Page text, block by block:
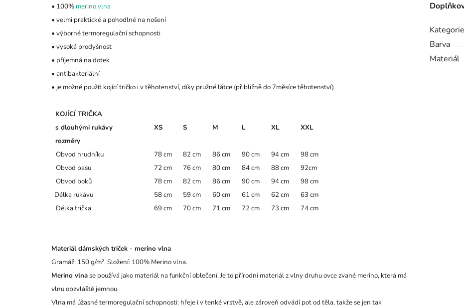
• 100% merino vlna
• velmi praktické a pohodlné na nošení
• výbornétermoregulačníschopnosti
• vysoká prodyšnost
• příjemná na dotek
• antibakteriální
• je možné použít kojící tričko i v těhotenství, díky pružné látce (přibližně do 7měsíce těhotenství)
KOJÍCÍ TRIČKA
s dlouhými rukávy
rozměry
XS S M L XL XXL
Obvod hrudníku 78 cm 82 cm 86 cm 90 cm 94 cm
98 cm
Obvod pasu
72 cm 76 cm 80 cm 84 cm 88 cm
92cm
Obvod boků
78 cm 82 cm 86 cm 90 cm 94 cm
98 cm
Délka rukávu
58 cm 59 cm 60 cm 61 cm 62 cm
63 cm
Délka trička
69 cm 70 cm 71 cm 72 cm 73 cm 74 cm
Materiál dámských triček - merino vlna
Gramáž: 150 g/m².Složení: 100% Merino vlna.
Merino vlnase používá jako materiál na funkční oblečení. Je to přírodní materiál z vlny druhu ovce zvané merino, která má
vlnu obzvláště jemnou.
Vlna má úžasné termoregulační schopnosti: hřeje i v tenké vrstvě, ale zároveň odvádí pot od těla, takže se jen tak
Kategorie
Barva
Materiál